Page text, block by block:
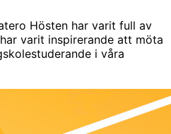
Hösten har varit full av
varit inspirerande att möta
i våra